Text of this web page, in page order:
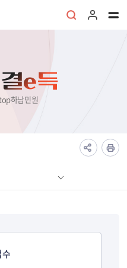
e득
하남민원
수